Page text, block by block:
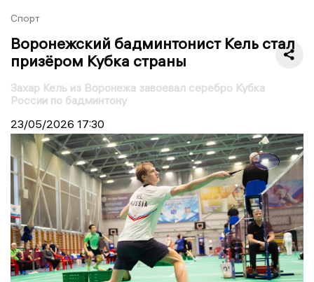
Спорт
Воронежский бадминтонист Кель стал
призёром Кубка страны
Захар Кель из Воронежа завоевал серебро Кубка
России по бадминтону
23/05/2026 17:30